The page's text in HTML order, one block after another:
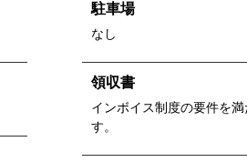
駐車場
なし
領収書
インボイス制度の要件を
す。